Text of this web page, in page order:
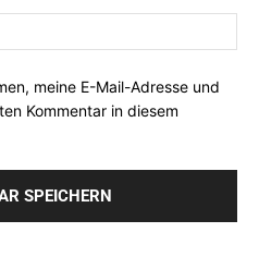
meine E-Mail-Adresse und
Kommentar in diesem